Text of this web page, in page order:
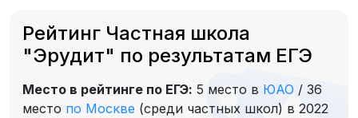
Рейтинг Частная школа
"Эрудит" по результатам ЕГЭ
Место в рейтинге по ЕГЭ: 5 место в ЮАО / 36
место по Москве (среди частных школ) в 2022